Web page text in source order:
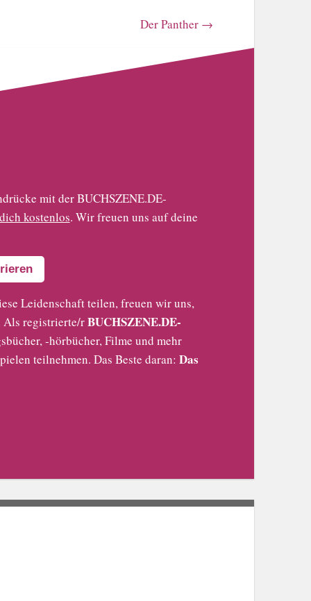
Der Panther →
mit der BUCHSZENE.DE-
kostenlos. Wir freuen uns auf deine
Leidenschaft teilen, freuen wir uns,
Als registrierte/rBUCHSZENE.DE-
-hörbücher, Filme und mehr
teilnehmen. Das Beste daran: Das